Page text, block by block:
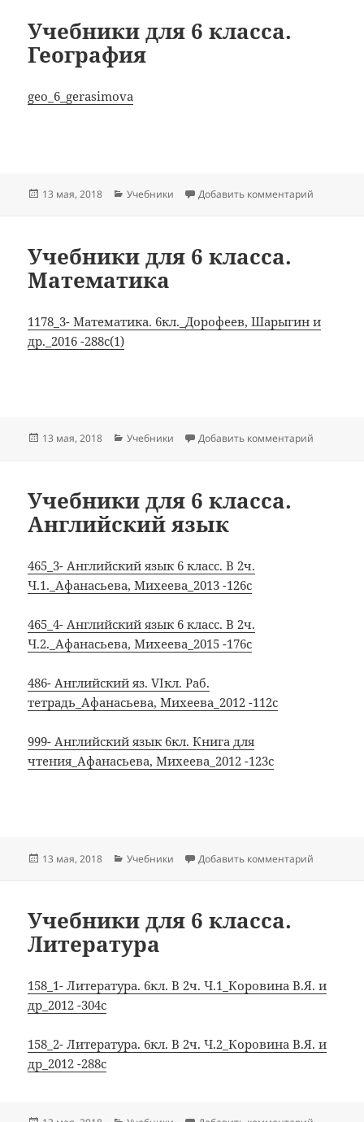
Учебники для 6 класса.
География
geo_6_gerasimova
Опубликовано
13 мая, 2018 Рубрики
Учебники Добавить комментарий
Учебники для 6 класса.
Математика
1178_3- Математика. 6кл._Дорофеев, Шарыгин и
др._2016 -288с(1)
Опубликовано
13 мая, 2018 Рубрики
Учебники Добавить комментарий
Учебники для 6 класса.
Английский язык
465_3- Английский язык 6 класс. В 2ч.
Ч.1._Афанасьева, Михеева_2013 -126с
465_4- Английский язык 6 класс. В 2ч.
Ч.2._Афанасьева, Михеева_2015 -176с
486- Английский яз. VIкл. Раб.
тетрадь_Афанасьева, Михеева_2012 -112с
999- Английский язык 6кл. Книга для
чтения_Афанасьева, Михеева_2012 -123с
Опубликовано
13 мая, 2018 Рубрики
Учебники Добавить комментарий
Учебники для 6 класса.
Литература
158_1- Литература. 6кл. В 2ч. Ч.1_Коровина В.Я. и
др_2012 -304с
158_2- Литература. 6кл. В 2ч. Ч.2_Коровина В.Я. и
др_2012 -288с